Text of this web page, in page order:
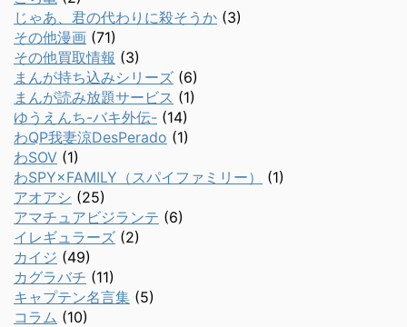
じゃあ、君の代わりに殺そうか (3)
その他漫画 (71)
その他買取情報 (3)
まんが持ち込みシリーズ (6)
まんが読み放題サービス (1)
ゆうえんち-バキ外伝- (14)
わQP我妻涼DesPerado (1)
わSOV (1)
わSPY×FAMILY（スパイファミリー）
(1)
アオアシ (25)
アマチュアビジランテ (6)
イレギュラーズ (2)
カイジ (49)
カグラバチ (11)
キャプテン名言集 (5)
コラム (10)